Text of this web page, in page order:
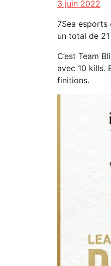
3 juin 2022
7Sea esports
un total de
C’est Team
avec 10 kills.
finitions.